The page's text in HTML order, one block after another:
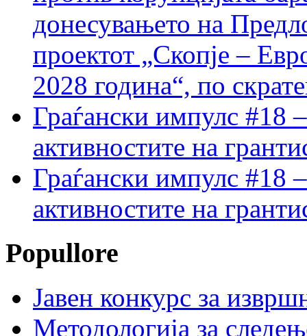
донесувањето на
проектот „Скопје –
2028 година“, по
Граѓански импулс #18
активностите на
Граѓански импулс #18
активностите на
Popullore
Јавен конкурс за
Методологија за